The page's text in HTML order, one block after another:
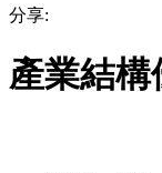
分享:
產業結構